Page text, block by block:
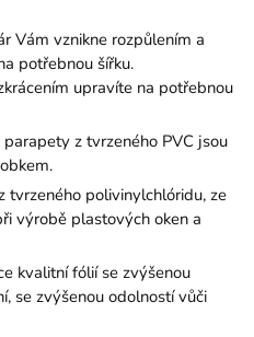
Vám vznikne rozpůlením a
potřebnou šířku.
upravíte na potřebnou
z tvrzeného PVC jsou
tvrzeného polivinylchlóridu, ze
výrobě plastových oken a
kvalitní fólií se zvýšenou
se zvýšenou odolností vůči